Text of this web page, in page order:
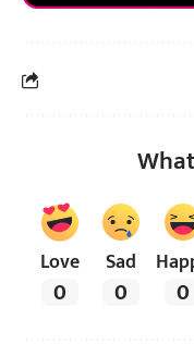
Love
0
Sad
0 0